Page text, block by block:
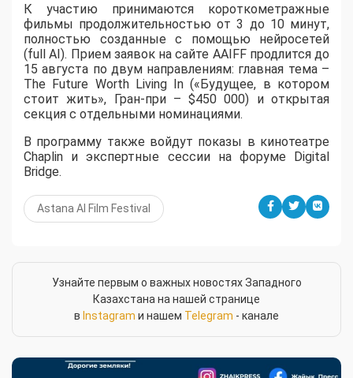
К участию принимаются короткометражные
фильмы продолжительностью от 3 до 10 минут,
полностью созданные с помощью нейросетей
(full AI). Прием заявок на сайте AAIFF продлится до
15 августа по двум направлениям: главная тема –
The Future Worth Living In («Будущее, в котором
стоит жить», Гран-при – $450 000) и открытая
секция с отдельными номинациями.
В программу также войдут показы в кинотеатре
Chaplin и экспертные сессии на форуме Digital
Bridge.
Astana AI Film Festival
Узнайте первым о важных новостях Западного
Казахстана на нашей странице
в Instagram и нашем Telegram - канале